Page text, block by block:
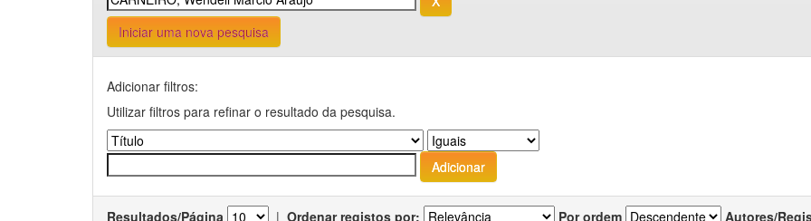
Iniciar uma nova pesquisa
Adicionar filtros:
Utilizar filtros para refinar o resultado da pesquisa.
Resultados/Página | Ordenar registos por: Por ordem Autores/